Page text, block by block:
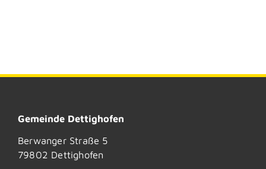
Gemeinde Dettighofen
Berwanger Straße 5
79802 Dettighofen